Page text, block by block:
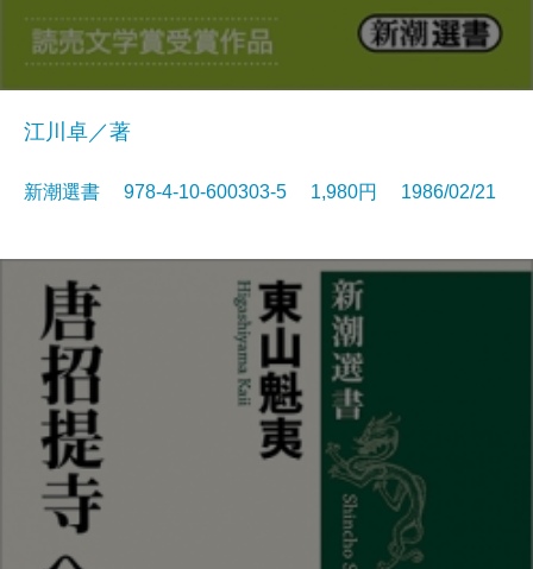
江川卓／著
新潮選書 978-4-10-600303-5 1,980円 1986/02/21